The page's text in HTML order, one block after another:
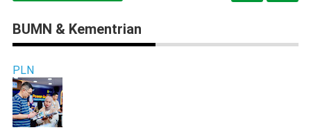
BUMN & Kementrian
PLN